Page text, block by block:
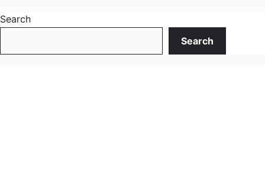
Search
Search